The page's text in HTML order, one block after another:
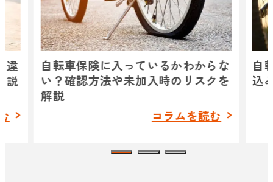
違
説
自転車保険に入っているかわからな
い？確認方法や未加入時のリスクを
解説
コラムを読む
自
込